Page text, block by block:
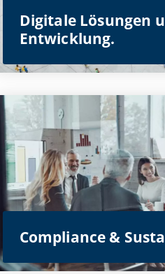
Digitale Lösungen
Entwicklung.
Compliance &